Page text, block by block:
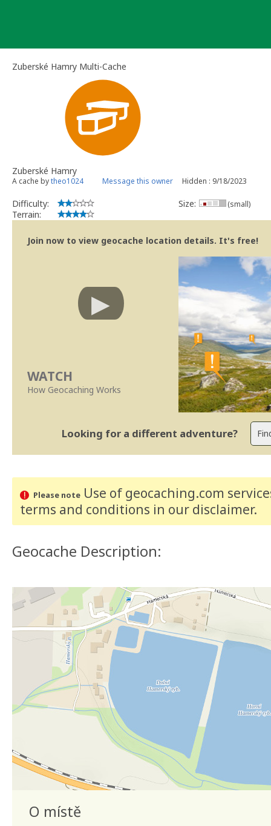
Zuberské Hamry Multi-Cache
Zuberské Hamry
A cache bytheo1024 Message this owner Hidden : 9/18/2023
Difficulty:
Terrain:
Size: (small)
Join now to view geocache location details. It's free!
WATCH
How Geocaching Works
Looking for a different adventure?
Please noteUse of geocaching.com
terms and conditions in our disclaimer.
Geocache Description:
O místě